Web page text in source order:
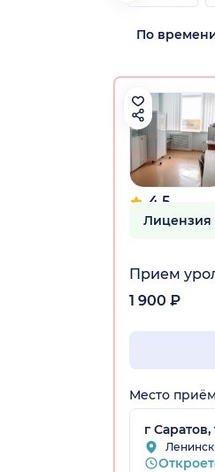
4.5
104 отзыва
Лицензия
Прием
1 900 ₽
Место
г